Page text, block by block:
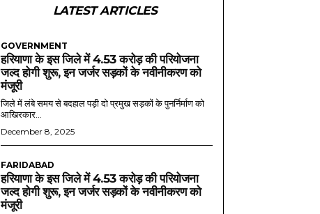
LATEST ARTICLES
GOVERNMENT
हरियाणा के इस जिले में 4.53 करोड़ की परियोजना
जल्द होगी शुरू, इन जर्जर सड़कों के नवीनीकरण को
मंजूरी
जिले में लंबे समय से बदहाल पड़ी दो प्रमुख सड़कों के पुनर्निर्माण को
आखिरकार...
December 8, 2025
FARIDABAD
हरियाणा के इस जिले में 4.53 करोड़ की परियोजना
जल्द होगी शुरू, इन जर्जर सड़कों के नवीनीकरण को
मंजूरी